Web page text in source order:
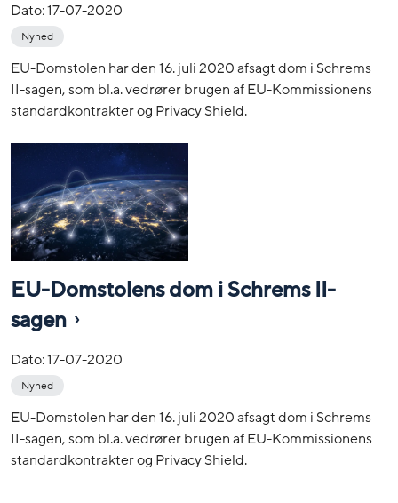
Dato:17-07-2020
Nyhed
EU-Domstolen har den 16. juli 2020 afsagt dom i Schrems
II-sagen, som bl.a. vedrører brugen af EU-Kommissionens
standardkontrakter og Privacy Shield.
EU-Domstolens dom i Schrems II-
sagen
Dato:17-07-2020
Nyhed
EU-Domstolen har den 16. juli 2020 afsagt dom i Schrems
II-sagen, som bl.a. vedrører brugen af EU-Kommissionens
standardkontrakter og Privacy Shield.